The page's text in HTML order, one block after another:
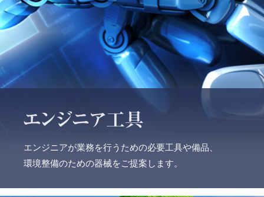
エンジニアが業務を行うための必要工具や備品、
環境整備のための器械をご提案します。